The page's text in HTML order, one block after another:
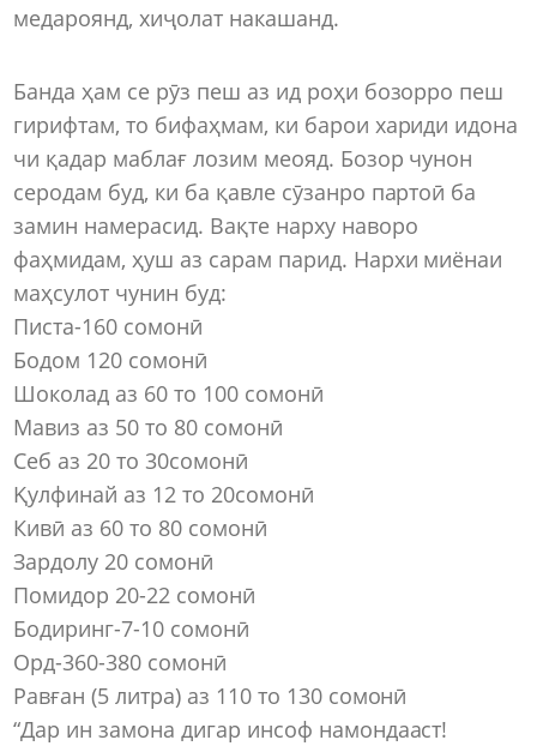
медароянд, хиҷолат накашанд.
Банда ҳам се рӯз пеш аз ид роҳи бозорро пеш
гирифтам, то бифаҳмам, ки барои хариди идона
чи қадар маблағ лозим меояд. Бозор чунон
серодам буд, ки ба қавле сӯзанро партоӣ ба
замин намерасид. Вақте нарху наворо
фаҳмидам, ҳуш аз сарам парид. Нархи миёнаи
маҳсулот чунин буд:
Писта-160 сомонӣ
Бодом 120 сомонӣ
Шоколад аз 60 то 100 сомонӣ
Мавиз аз 50 то 80 сомонӣ
Себ аз 20 то 30сомонӣ
Қулфинай аз 12 то 20сомонӣ
Кивӣ аз 60 то 80 сомонӣ
Зардолу 20 сомонӣ
Помидор 20-22 сомонӣ
Бодиринг-7-10 сомонӣ
Орд-360-380 сомонӣ
Равған (5 литра) аз 110 то 130 сомонӣ
“Дар ин замона дигар инсоф намондааст!